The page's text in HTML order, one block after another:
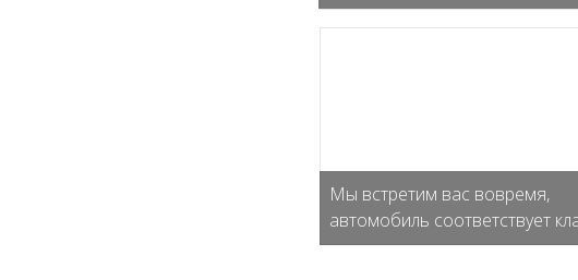
Мы встретим вас вовремя,
автомобиль соответствует